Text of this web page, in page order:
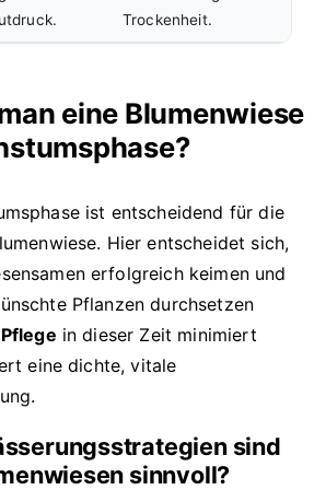
Trockenheit.
eine Blumenwiese
ist entscheidend für die
Hier entscheidet sich,
erfolgreich keimen und
Pflanzen durchsetzen
in dieser Zeit minimiert
eine dichte, vitale
sind
sinnvoll?